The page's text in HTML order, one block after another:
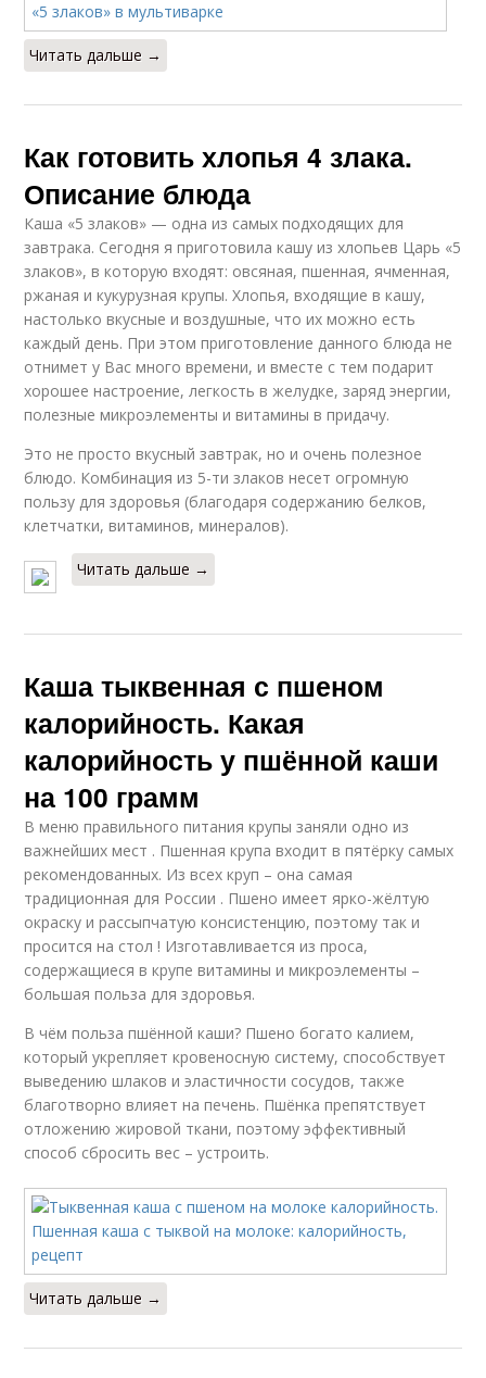
Читать дальше →
Как готовить хлопья 4 злака.
Описание блюда
Каша «5 злаков» — одна из самых подходящих для
завтрака. Сегодня я приготовила кашу из хлопьев Царь «5
злаков», в которую входят: овсяная, пшенная, ячменная,
ржаная и кукурузная крупы. Хлопья, входящие в кашу,
настолько вкусные и воздушные, что их можно есть
каждый день. При этом приготовление данного блюда не
отнимет у Вас много времени, и вместе с тем подарит
хорошее настроение, легкость в желудке, заряд энергии,
полезные микроэлементы и витамины в придачу.
Это не просто вкусный завтрак, но и очень полезное
блюдо. Комбинация из 5-ти злаков несет огромную
пользу для здоровья (благодаря содержанию белков,
клетчатки, витаминов, минералов).
Читать дальше →
Каша тыквенная с пшеном
калорийность. Какая
калорийность у пшённой каши
на 100 грамм
В меню правильного питания крупы заняли одно из
важнейших мест . Пшенная крупа входит в пятёрку самых
рекомендованных. Из всех круп – она самая
традиционная для России . Пшено имеет ярко-жёлтую
окраску и рассыпчатую консистенцию, поэтому так и
просится на стол ! Изготавливается из проса,
содержащиеся в крупе витамины и микроэлементы –
большая польза для здоровья.
В чём польза пшённой каши? Пшено богато калием,
который укрепляет кровеносную систему, способствует
выведению шлаков и эластичности сосудов, также
благотворно влияет на печень. Пшёнка препятствует
отложению жировой ткани, поэтому эффективный
способ сбросить вес – устроить.
Читать дальше →